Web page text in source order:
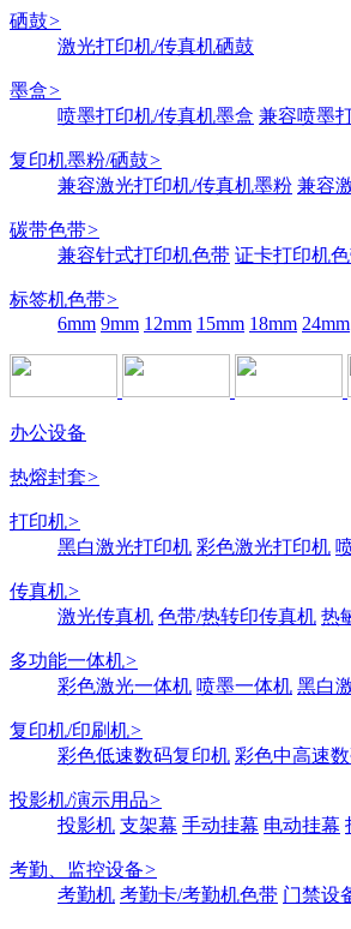
硒鼓>
激光打印机/传真机硒鼓
墨盒>
喷墨打印机/传真机墨盒 兼容喷墨
复印机墨粉/硒鼓>
兼容激光打印机/传真机墨粉 兼容
碳带色带>
兼容针式打印机色带 证卡打印机
标签机色带>
6mm 9mm 12mm 15mm 18mm 24mm
办公设备
热熔封套>
打印机>
黑白激光打印机 彩色激光打印机
传真机>
激光传真机 色带/热转印传真机 热
多功能一体机>
彩色激光一体机 喷墨一体机 黑白
复印机/印刷机>
彩色低速数码复印机 彩色中高速
投影机/演示用品>
投影机 支架幕 手动挂幕 电动挂幕
考勤、监控设备>
考勤机 考勤卡/考勤机色带 门禁设